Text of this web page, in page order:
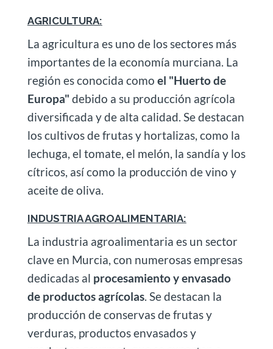
AGRICULTURA:
La agricultura es uno de los sectores más
importantes de la economía murciana. La
región es conocida como el "Huerto de
Europa" debido a su producción agrícola
diversificada y de alta calidad. Se destacan
los cultivos de frutas y hortalizas, como la
lechuga, el tomate, el melón, la sandía y los
cítricos, así como la producción de vino y
aceite de oliva.
INDUSTRIA AGROALIMENTARIA:
La industria agroalimentaria es un sector
clave en Murcia, con numerosas empresas
dedicadas al procesamiento y envasado
de productos agrícolas. Se destacan la
producción de conservas de frutas y
verduras, productos envasados ​​y